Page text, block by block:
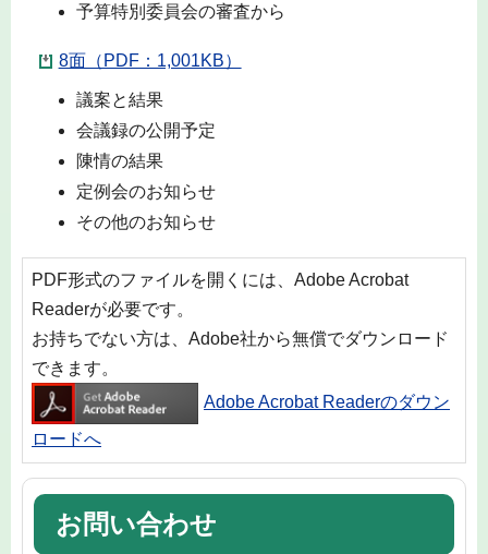
予算特別委員会の審査から
8面（PDF：1,001KB）
議案と結果
会議録の公開予定
陳情の結果
定例会のお知らせ
その他のお知らせ
PDF形式のファイルを開くには、Adobe Acrobat
Readerが必要です。
お持ちでない方は、Adobe社から無償でダウンロード
できます。
Adobe Acrobat Readerのダウン
ロードへ
お問い合わせ